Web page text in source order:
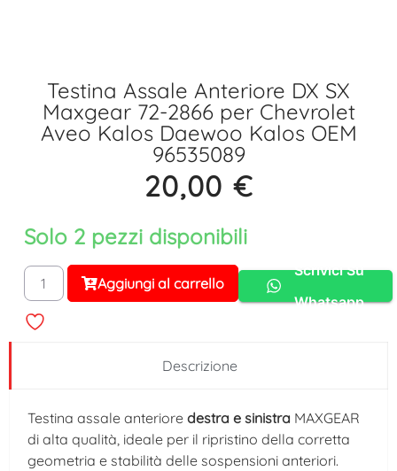
Testina Assale Anteriore DX SX
Maxgear 72-2866 per Chevrolet
Aveo Kalos Daewoo Kalos OEM
96535089
20,00 €
Solo 2 pezzi disponibili
Aggiungi al carrello
Alternative:
Scrivici Su
Whatsapp
Descrizione
Testina assale anteriore destra e sinistra MAXGEAR
di alta qualità, ideale per il ripristino della corretta
geometria e stabilità delle sospensioni anteriori.